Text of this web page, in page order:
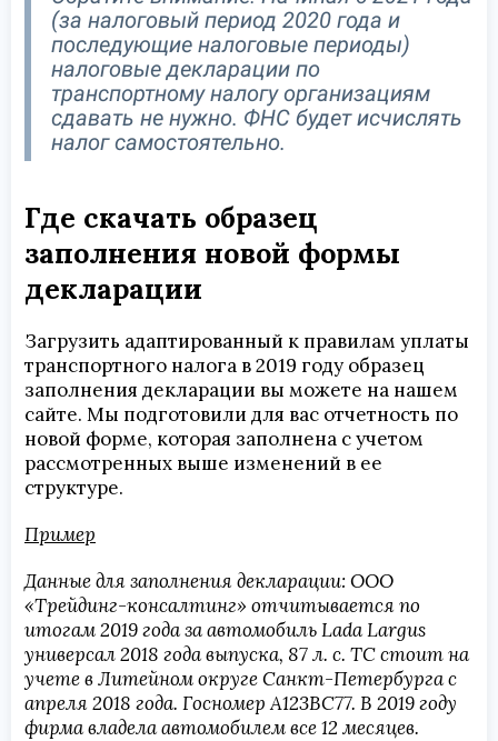
(за налоговый период 2020 года и
последующие налоговые периоды)
налоговые декларации по
транспортному налогу организациям
сдавать не нужно. ФНС будет исчислять
налог самостоятельно.
Где скачать образец
заполнения новой формы
декларации
Загрузить адаптированный к правилам уплаты
транспортного налога в 2019 году образец
заполнения декларации вы можете на нашем
сайте. Мы подготовили для вас отчетность по
новой форме, которая заполнена с учетом
рассмотренных выше изменений в ее
структуре.
Пример
Данные для заполнения декларации: ООО
«Трейдинг-консалтинг» отчитывается по
итогам 2019 года за автомобиль Lada Largus
универсал 2018 года выпуска, 87 л. с. ТС стоит на
учете в Литейном округе Санкт-Петербурга с
апреля 2018 года. Госномер A123BC77. В 2019 году
фирма владела автомобилем все 12 месяцев.